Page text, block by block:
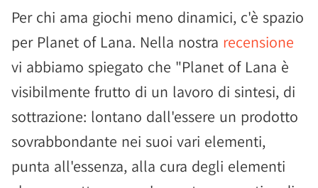
Per chi ama giochi meno dinamici, c'è spazio
per Planet of Lana. Nella nostra recensione
vi abbiamo spiegato che "Planet of Lana è
visibilmente frutto di un lavoro di sintesi, di
sottrazione: lontano dall'essere un prodotto
sovrabbondante nei suoi vari elementi,
punta all'essenza, alla cura degli elementi